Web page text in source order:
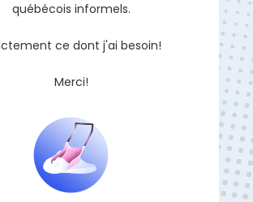
québécois informels.
ce dont j'ai besoin!
Merci!